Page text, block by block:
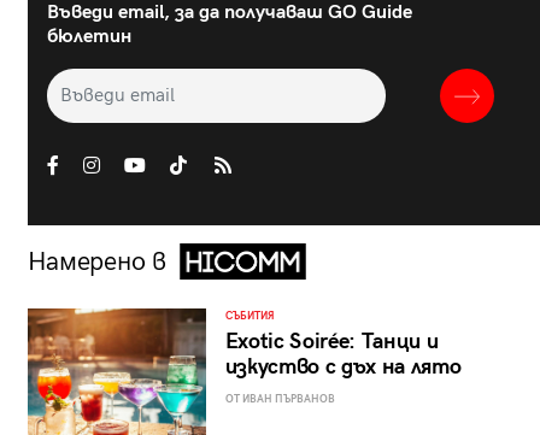
Въведи email, за да получаваш GO Guide
бюлетин
Намерено в
СЪБИТИЯ
Exotic Soirée: Танци и
изкуство с дъх на лято
ОТ ИВАН ПЪРВАНОВ